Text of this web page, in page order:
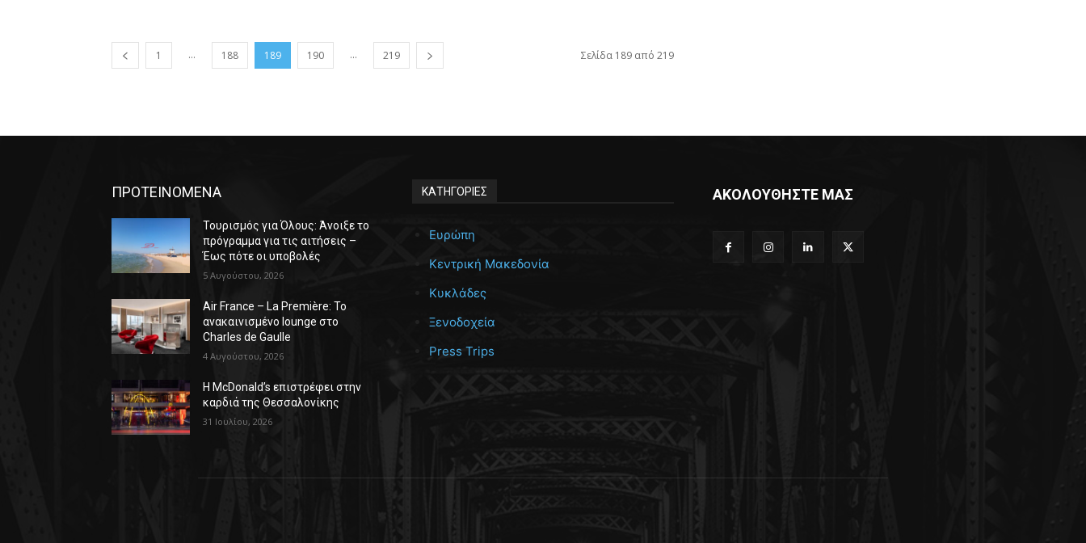
1 ... 188 189 190 ... 219 Σελίδα 189 από 219
ΠΡΟΤΕΙΝΟΜΕΝΑ
Τουρισμός για Όλους: Άνοιξε το
πρόγραμμα για τις αιτήσεις –
Έως πότε οι υποβολές
5 Αυγούστου, 2026
Air France – La Première: Το
ανακαινισμένο lounge στο
Charles de Gaulle
4 Αυγούστου, 2026
Η McDonald’s επιστρέφει στην
καρδιά της Θεσσαλονίκης
31 Ιουλίου, 2026
ΚΑΤΗΓΟΡΙΕΣ
Ευρώπη
Κεντρική Μακεδονία
Κυκλάδες
Ξενοδοχεία
Press Trips
ΑΚΟΛΟΥΘΗΣΤΕ ΜΑΣ